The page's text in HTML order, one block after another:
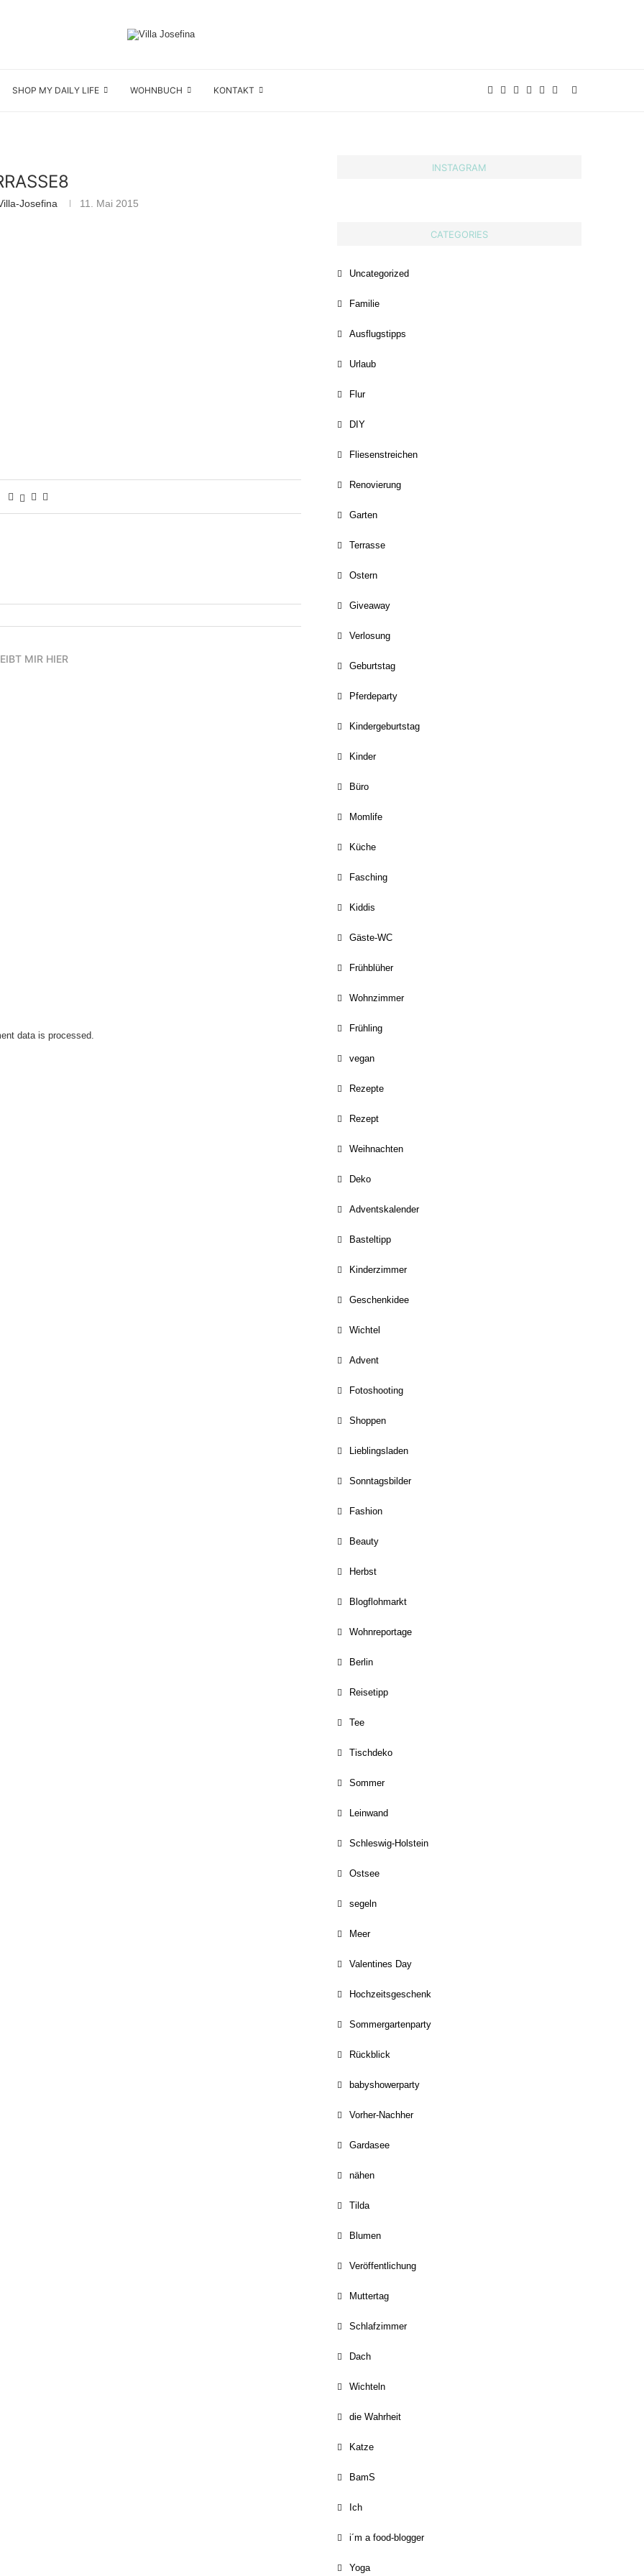
SHOP MY DAILY LIFE WOHNBUCH KONTAKT
Josefina 11. Mai 2015
MIR HIER
data is processed.
INSTAGRAM
CATEGORIES
Uncategorized
Familie
Ausflugstipps
Urlaub
Flur
DIY
Fliesenstreichen
Renovierung
Garten
Terrasse
Ostern
Giveaway
Verlosung
Geburtstag
Pferdeparty
Kindergeburtstag
Kinder
Büro
Momlife
Küche
Fasching
Kiddis
Gäste-WC
Frühblüher
Wohnzimmer
Frühling
vegan
Rezepte
Rezept
Weihnachten
Deko
Adventskalender
Basteltipp
Kinderzimmer
Geschenkidee
Wichtel
Advent
Fotoshooting
Shoppen
Lieblingsladen
Sonntagsbilder
Fashion
Beauty
Herbst
Blogflohmarkt
Wohnreportage
Berlin
Reisetipp
Tee
Tischdeko
Sommer
Leinwand
Schleswig-Holstein
Ostsee
segeln
Meer
Valentines Day
Hochzeitsgeschenk
Sommergartenparty
Rückblick
babyshowerparty
Vorher-Nachher
Gardasee
nähen
Tilda
Blumen
Veröffentlichung
Muttertag
Schlafzimmer
Dach
Wichteln
die Wahrheit
Katze
BamS
Ich
i´m a food-blogger
Yoga